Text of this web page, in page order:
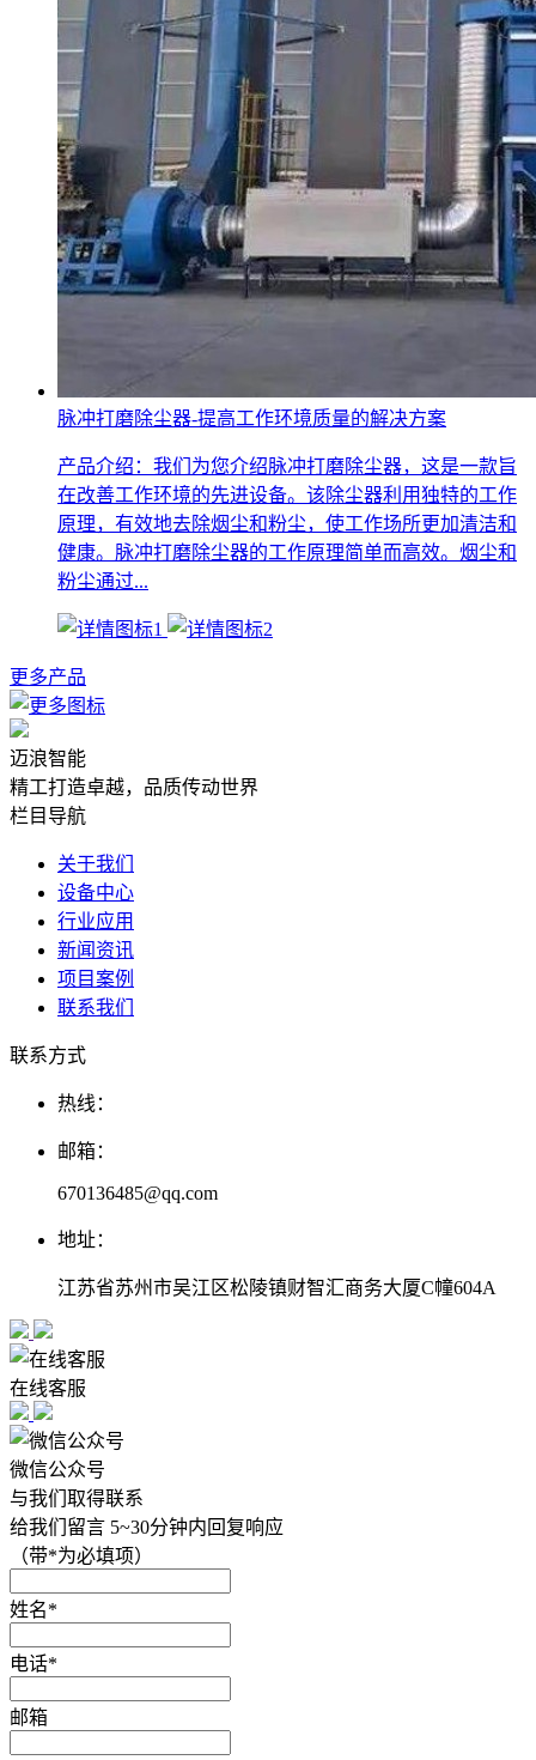
脉冲打磨除尘器-提高工作环境质量的解决方案
产品介绍：我们为您介绍脉冲打磨除尘器，这是一款旨
在改善工作环境的先进设备。该除尘器利用独特的工作
原理，有效地去除烟尘和粉尘，使工作场所更加清洁和
健康。脉冲打磨除尘器的工作原理简单而高效。烟尘和
粉尘通过...
更多产品
迈浪智能
精工打造卓越，品质传动世界
栏目导航
关于我们
设备中心
行业应用
新闻资讯
项目案例
联系我们
联系方式
热线：
邮箱：
670136485@qq.com
地址：
江苏省苏州市吴江区松陵镇财智汇商务大厦C幢604A
在线客服
微信公众号
与我们取得联系
给我们留言 5~30分钟内回复响应
（带*为必填项）
姓名*
电话*
邮箱